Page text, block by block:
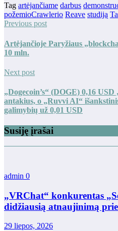
Tag artėjančiame darbus
požemioCrawlerio Reave studiją
Previous post
Artėjančioje Paryžiaus
10 mln.
Next post
„Dogecoin’s“ (DOGE) 0,16
antakius, o „Ruvvi AI“
galimybių už 0,01 USD
Susiję įrašai
admin 0
„VRChat“ konkurentas
didžiausią atnaujinimą
29 liepos, 2026